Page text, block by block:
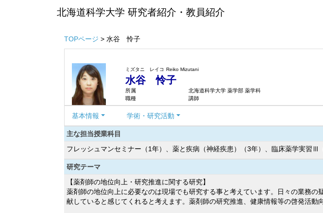
北海道科学大学 研究者紹介・教員紹介
TOPページ > 水谷 怜子
ミズタニ レイコ Reiko Mizutani
水谷 怜子
所属
北海道科学大学 薬学部 薬学科
職種
講師
基本情報 学術・研究活動
主な担当授業科目
フレッシュマンセミナー（1年）、薬と疾病（神経疾患）（3年）、臨床薬学実
研究テーマ
【薬剤師の地位向上・研究推進に関する研究】
薬剤師の地位向上に必要なのは現場でも研究する事と考えています。日々の業務
献していると感じてくれると考えます。薬剤師の研究推進、健康情報等の啓発活動